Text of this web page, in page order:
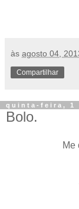
às agosto 04,
Compartilhar
quinta-feira, 1
Bolo.
Me